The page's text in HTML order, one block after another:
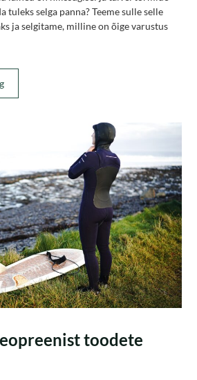
tuleks selga panna? Teeme sulle selle
ja selgitame, milline on õige varustus
toodete